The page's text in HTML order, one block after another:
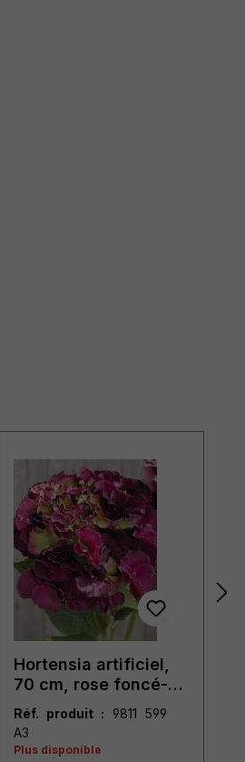
Hortensia artificiel,
70 cm, rose foncé-
antique
Réf. produit :
A3
Plus disponible